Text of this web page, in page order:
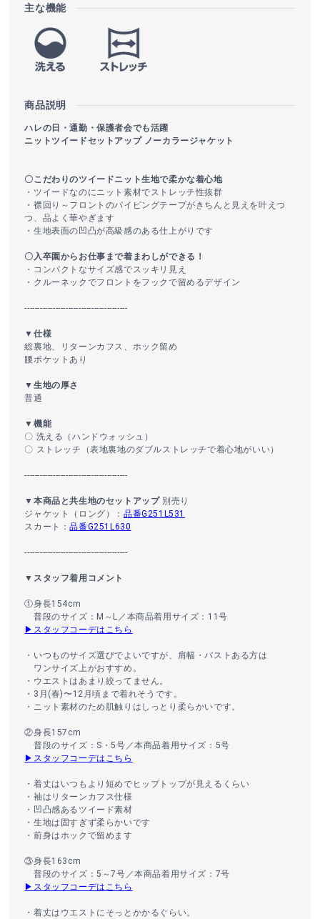
主な機能
商品説明
ハレの日・通勤・保護者会でも活躍
ニットツイードセットアップ ノーカラージャケット
〇こだわりのツイードニット生地で柔かな着心地
・ツイードなのにニット素材でストレッチ性抜群
・襟回り～フロントのパイピングテープがきちんと見えを叶えつ
つ、品よく華やぎます
・生地表面の凹凸が高級感のある仕上がりです
〇入卒園からお仕事まで着まわしができる！
・コンパクトなサイズ感でスッキリ見え
・クルーネックでフロントをフックで留めるデザイン
----------------------------------------
▼仕様
総裏地、リターンカフス、ホック留め
腰ポケットあり
▼生地の厚さ
普通
▼機能
〇 洗える（ハンドウォッシュ）
〇 ストレッチ（表地裏地のダブルストレッチで着心地がいい）
----------------------------------------
▼本商品と共生地のセットアップ別売り
ジャケット（ロング）：品番G251L531
スカート：品番G251L630
----------------------------------------
▼スタッフ着用コメント
①身長154cm
普段のサイズ：M～L／本商品着用サイズ：11号
▶スタッフコーデはこちら
・いつものサイズ選びでよいですが、肩幅・バストある方は
ワンサイズ上がおすすめ。
・ウエストはあまり絞ってません。
・3月(春)〜12月頃まで着れそうです。
・ニット素材のため肌触りはしっとり柔らかいです。
②身長157cm
普段のサイズ：S・5号／本商品着用サイズ：5号
▶スタッフコーデはこちら
・着丈はいつもより短めでヒップトップが見えるくらい
・袖はリターンカフス仕様
・凹凸感あるツイード素材
・生地は固すぎず柔らかいです
・前身はホックで留めます
③身長163cm
普段のサイズ：5～7号／本商品着用サイズ：7号
▶スタッフコーデはこちら
・着丈はウエストにそっとかかるぐらい。